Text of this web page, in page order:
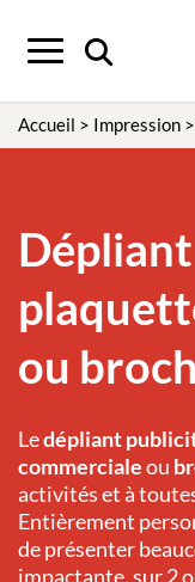
Menu
Accueil > Impression >
ou
Ledépliant
commercialeou
activités et à
Entièrement
de présenter
impactante, sur 2
Panneau de gestion